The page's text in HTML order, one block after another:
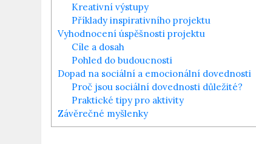
Kreativní ⁤výstupy
Příklady inspirativního⁢ projektu
Vyhodnocení úspěšnosti⁢ projektu
Cíle⁤ a dosah
Pohled do budoucnosti
Dopad na sociální⁢ a⁢ emocionální⁤ dovednosti
Proč⁣ jsou ‌sociální ⁢dovednosti​ důležité?
Praktické‍ tipy⁢ pro ⁤aktivity
Závěrečné myšlenky